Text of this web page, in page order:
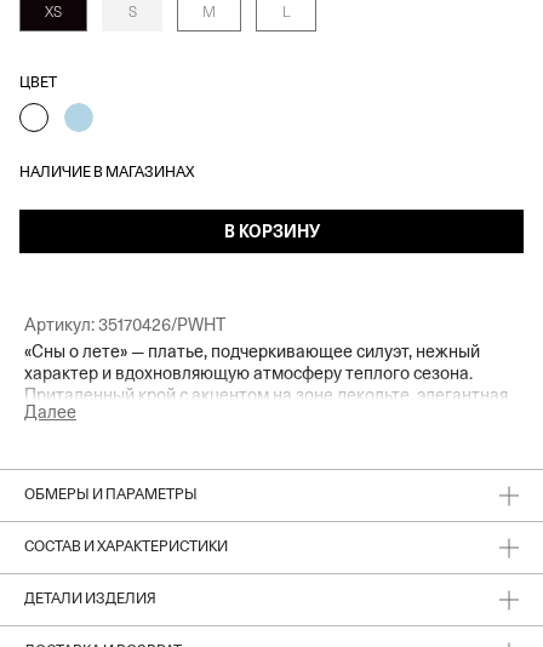
XS S M L
ЦВЕТ
В КОРЗИНУ
НАЛИЧИЕ В МАГАЗИНАХ
Артикул: 35170426/PWHT
«Сны о лете» — платье, подчеркивающее силуэт, нежный
характер и вдохновляющую атмосферу теплого сезона.
Приталенный крой с акцентом на зоне декольте, элегантная
длина миди — чувственные детали, мягко контрастирующие
изделие, не требующее дополнительных акцентов.
Далее
ОБМЕРЫ И ПАРАМЕТРЫ
СОСТАВ И ХАРАКТЕРИСТИКИ
ДЕТАЛИ ИЗДЕЛИЯ